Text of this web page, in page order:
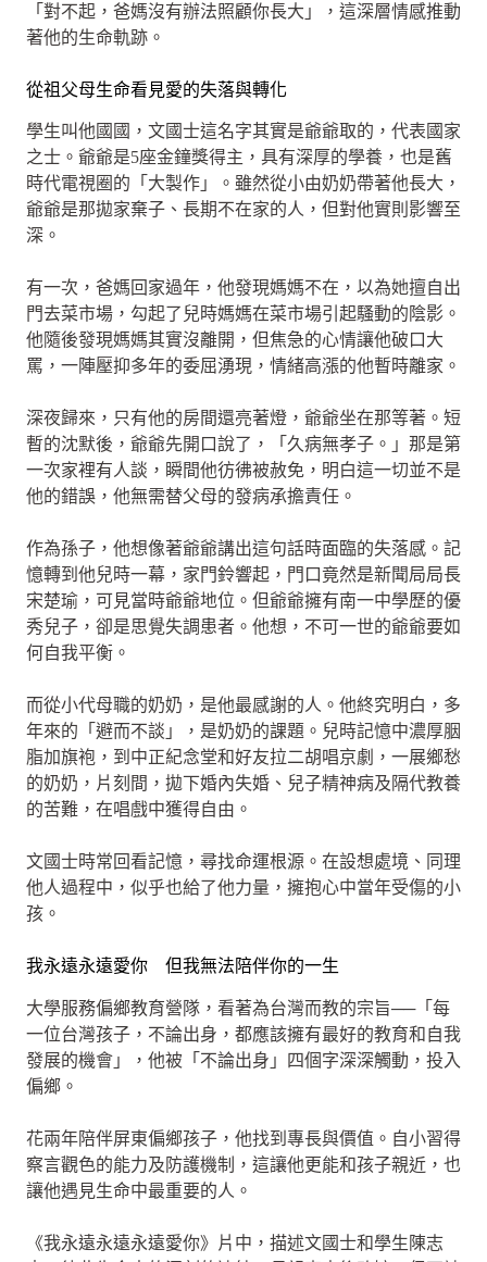
「對不起，爸媽沒有辦法照顧你長大」，這深層情感推動
著他的生命軌跡。
從祖父母生命看見愛的失落與轉化
學生叫他國國，文國士這名字其實是爺爺取的，代表國家
之士。爺爺是5座金鐘獎得主，具有深厚的學養，也是舊
時代電視圈的「大製作」。雖然從小由奶奶帶著他長大，
爺爺是那拋家棄子、長期不在家的人，但對他實則影響至
深。
有一次，爸媽回家過年，他發現媽媽不在，以為她擅自出
門去菜市場，勾起了兒時媽媽在菜市場引起騷動的陰影。
他隨後發現媽媽其實沒離開，但焦急的心情讓他破口大
罵，一陣壓抑多年的委屈湧現，情緒高漲的他暫時離家。
深夜歸來，只有他的房間還亮著燈，爺爺坐在那等著。短
暫的沈默後，爺爺先開口說了，「久病無孝子。」那是第
一次家裡有人談，瞬間他彷彿被赦免，明白這一切並不是
他的錯誤，他無需替父母的發病承擔責任。
作為孫子，他想像著爺爺講出這句話時面臨的失落感。記
憶轉到他兒時一幕，家門鈴響起，門口竟然是新聞局局長
宋楚瑜，可見當時爺爺地位。但爺爺擁有南一中學歷的優
秀兒子，卻是思覺失調患者。他想，不可一世的爺爺要如
何自我平衡。
而從小代母職的奶奶，是他最感謝的人。他終究明白，多
年來的「避而不談」，是奶奶的課題。兒時記憶中濃厚胭
脂加旗袍，到中正紀念堂和好友拉二胡唱京劇，一展鄉愁
的奶奶，片刻間，拋下婚內失婚、兒子精神病及隔代教養
的苦難，在唱戲中獲得自由。
文國士時常回看記憶，尋找命運根源。在設想處境、同理
他人過程中，似乎也給了他力量，擁抱心中當年受傷的小
孩。
我永遠永遠愛你 但我無法陪伴你的一生
大學服務偏鄉教育營隊，看著為台灣而教的宗旨──「每
一位台灣孩子，不論出身，都應該擁有最好的教育和自我
發展的機會」，他被「不論出身」四個字深深觸動，投入
偏鄉。
花兩年陪伴屏東偏鄉孩子，他找到專長與價值。自小習得
察言觀色的能力及防護機制，這讓他更能和孩子親近，也
讓他遇見生命中最重要的人。
《我永遠永遠永遠愛你》片中，描述文國士和學生陳志